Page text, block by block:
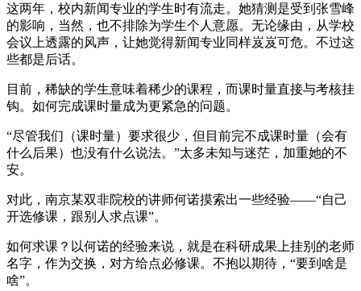
这两年，校内新闻专业的学生时有流走。她猜测是受到张雪峰
的影响，当然，也不排除为学生个人意愿。无论缘由，从学校
会议上透露的风声，让她觉得新闻专业同样岌岌可危。不过这
些都是后话。
目前，稀缺的学生意味着稀少的课程，而课时量直接与考核挂
钩。如何完成课时量成为更紧急的问题。
“尽管我们（课时量）要求很少，但目前完不成课时量（会有
什么后果）也没有什么说法。”太多未知与迷茫，加重她的不
安。
对此，南京某双非院校的讲师何诺摸索出一些经验——“自己
开选修课，跟别人求点课”。
如何求课？以何诺的经验来说，就是在科研成果上挂别的老师
名字，作为交换，对方给点必修课。不抱以期待，“要到啥是
啥”。